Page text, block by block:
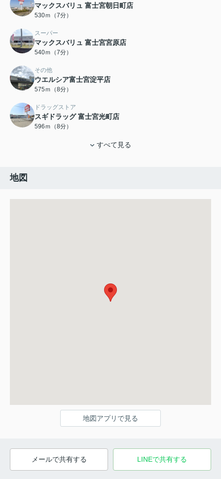
マックスバリュ 富士宮朝日町店
530ｍ（7分）
スーパー
マックスバリュ 富士宮宮原店
540ｍ（7分）
その他
ウエルシア富士宮淀平店
575ｍ（8分）
ドラッグストア
スギドラッグ 富士宮光町店
596ｍ（8分）
すべて見る
地図
地図アプリで見る
メールで共有する LINEで共有する